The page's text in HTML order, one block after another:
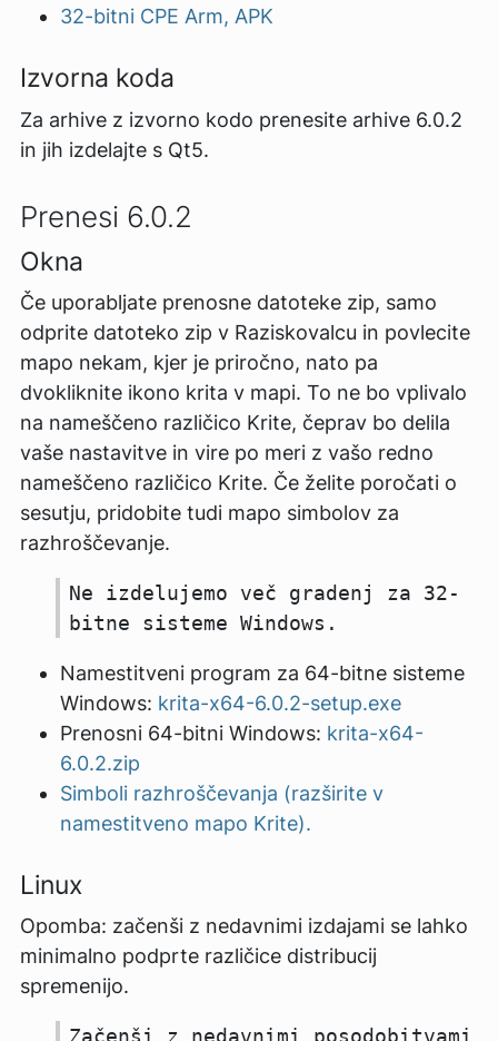
32-bitni CPE Arm, APK
Izvorna koda
Za arhive z izvorno kodo prenesite arhive 6.0.2
in jih izdelajte s Qt5.
Prenesi 6.0.2
Okna
Če uporabljate prenosne datoteke zip, samo
odprite datoteko zip v Raziskovalcu in povlecite
mapo nekam, kjer je priročno, nato pa
dvokliknite ikono krita v mapi. To ne bo vplivalo
na nameščeno različico Krite, čeprav bo delila
vaše nastavitve in vire po meri z vašo redno
nameščeno različico Krite. Če želite poročati o
sesutju, pridobite tudi mapo simbolov za
razhroščevanje.
Ne izdelujemo več gradenj za 32-
bitne sisteme Windows.
Namestitveni program za 64-bitne sisteme
Windows: krita-x64-6.0.2-setup.exe
Prenosni 64-bitni Windows: krita-x64-
6.0.2.zip
Simboli razhroščevanja (razširite v
namestitveno mapo Krite).
Linux
Opomba: začenši z nedavnimi izdajami se lahko
minimalno podprte različice distribucij
spremenijo.
Začenši z nedavnimi posodobitvami